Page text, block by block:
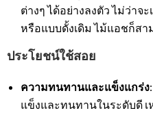
ต่างๆ ได้อย่างลงตัว ไม่ว่าจ
หรือแบบดั้งเดิม ไม้แอชก็ส
ประโยชน์ใช้สอย
ความทนทานและแข็งแกร่ง
แข็งและทนทานในระดับดี